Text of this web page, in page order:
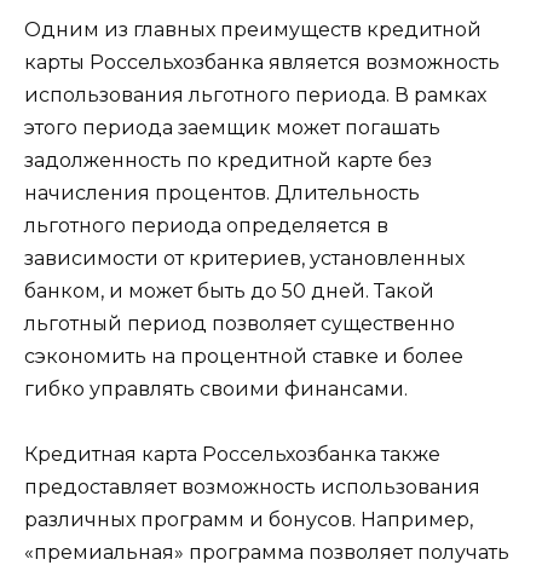
Одним из главных преимуществ кредитной
карты Россельхозбанка является возможность
использования льготного периода. В рамках
этого периода заемщик может погашать
задолженность по кредитной карте без
начисления процентов. Длительность
льготного периода определяется в
зависимости от критериев, установленных
банком, и может быть до 50 дней. Такой
льготный период позволяет существенно
сэкономить на процентной ставке и более
гибко управлять своими финансами.
Кредитная карта Россельхозбанка также
предоставляет возможность использования
различных программ и бонусов. Например,
«премиальная» программа позволяет получать